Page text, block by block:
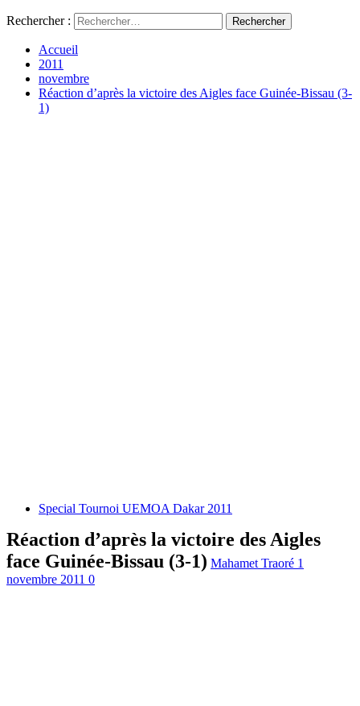
Rechercher :
Accueil
2011
novembre
Réaction d’après la victoire des Aigles face Guinée-Bissau (3-
1)
Special Tournoi UEMOA Dakar 2011
Réaction d’après la victoire des Aigles
face Guinée-Bissau (3-1) Mahamet Traoré 1
novembre 2011 0